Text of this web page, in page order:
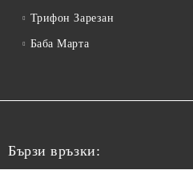
Трифон Зарезан
Баба Марта
Бързи връзки: